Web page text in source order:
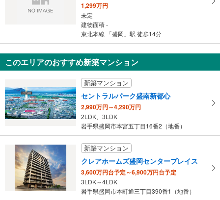
1,299万円
未定
建物面積 -
東北本線 「盛岡」駅 徒歩14分
このエリアのおすすめ新築マンション
新築マンション
セントラルパーク盛南新都心
2,990万円～4,290万円
2LDK、3LDK
岩手県盛岡市本宮五丁目16番2（地番）
新築マンション
クレアホームズ盛岡センタープレイス
3,600万円台予定～6,900万円台予定
3LDK～4LDK
岩手県盛岡市本町通三丁目390番1（地番）